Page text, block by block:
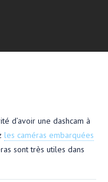
d’avoir une dashcam à
les caméras embarquées
sont très utiles dans